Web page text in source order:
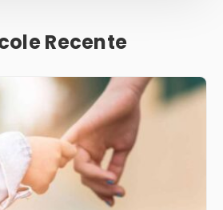
Recente